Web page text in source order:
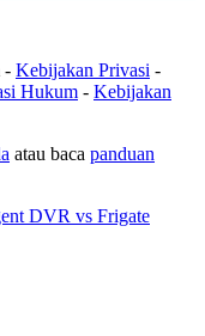
- Kebijakan Privasi -
Hukum - Kebijakan
atau baca panduan
DVR vs Frigate